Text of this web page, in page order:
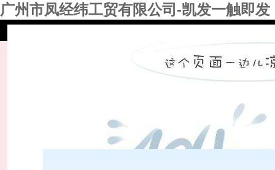
广州市凤经纬工贸有限公司-凯发一触即发